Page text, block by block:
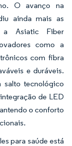
O avanço na
ainda mais as
a Asiatic Fiber
como a
com fibra
e duráveis.
salto tecnológico
de LED
o conforto
para saúde está